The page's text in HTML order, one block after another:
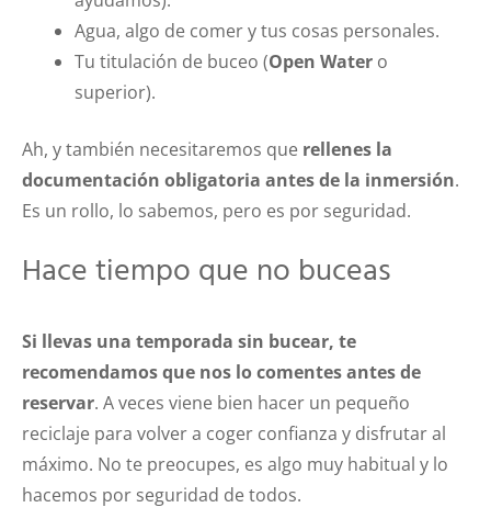
Agua, algo de comer y tus cosas personales.
Tu titulación de buceo (Open Water o
superior).
Ah, y también necesitaremos que rellenes la
documentación obligatoria antes de la inmersión.
Es un rollo, lo sabemos, pero es por seguridad.
Hace tiempo que no buceas
Si llevas una temporada sin bucear, te
recomendamos que nos lo comentes antes de
reservar. A veces viene bien hacer un pequeño
reciclaje para volver a coger confianza y disfrutar al
máximo. No te preocupes, es algo muy habitual y lo
hacemos por seguridad de todos.